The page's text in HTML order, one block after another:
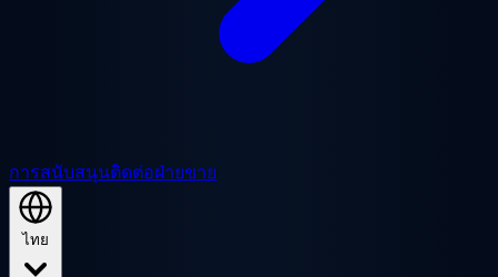
การสนับสนุนติดต่อฝ่ายขาย
ไทย